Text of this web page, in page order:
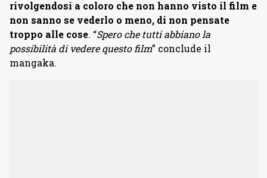
rivolgendosi a coloro che non hanno visto il film e
non sanno se vederlo o meno, di non pensate
troppo alle cose. “Spero che tutti abbiano la
possibilità di vedere questo film” conclude il
mangaka.